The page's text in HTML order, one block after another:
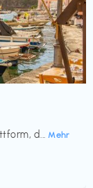
d... Mehr